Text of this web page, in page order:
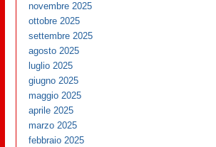
novembre 2025
ottobre 2025
settembre 2025
agosto 2025
luglio 2025
giugno 2025
maggio 2025
aprile 2025
marzo 2025
febbraio 2025